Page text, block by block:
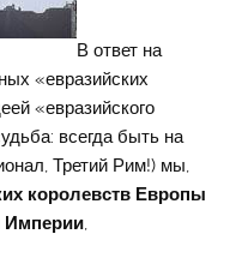
В ответ на
«евразийских
«евразийского
всегда быть на
Третий Рим!) мы,
королевств Европы
Империи,